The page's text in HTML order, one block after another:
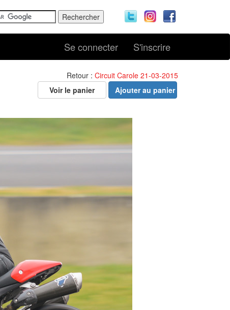
Se connecter S'inscrire
Retour : Circuit Carole 21-03-2015